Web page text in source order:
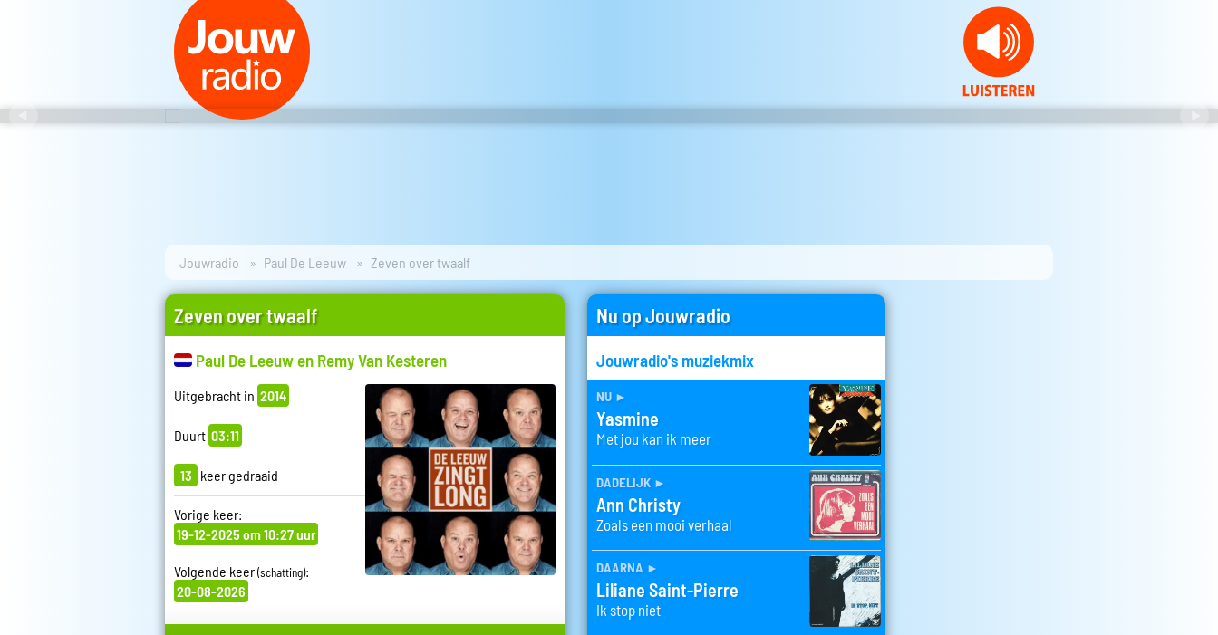
Jouwradio Paul De Leeuw Zeven over twaalf
Zeven over twaalf
Paul De Leeuw en Remy Van Kesteren
Uitgebracht in 2014
Duurt 03:11
13 keer gedraaid
Vorige keer:
19-12-2025 om 10:27 uur
Volgende keer(schatting):
20-08-2026
Nu op Jouwradio
Jouwradio's muziekmix
nu ►
Yasmine
Met jou kan ik meer
dadelijk ►
Ann Christy
Zoals een mooi verhaal
daarna ►
Liliane Saint-Pierre
Ik stop niet